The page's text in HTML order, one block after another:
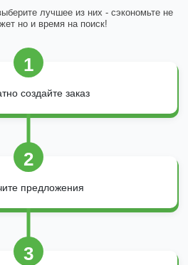
лучшее из них - сэкономьте не
но и время на поиск!
1
создайте заказ
2
предложения
3